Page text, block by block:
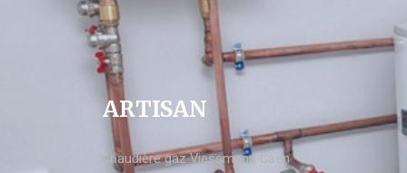
ARTISAN
chaudière gaz Viessmann Caen